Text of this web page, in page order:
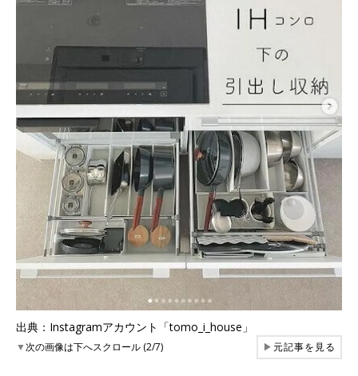
出典：Instagramアカウント「tomo_i_house」
▼次の画像は下へスクロール (2/7) ▶元記事を見る